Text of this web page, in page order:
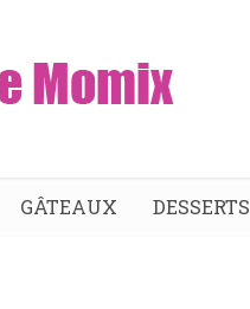
GÂTEAUX DESSERTS